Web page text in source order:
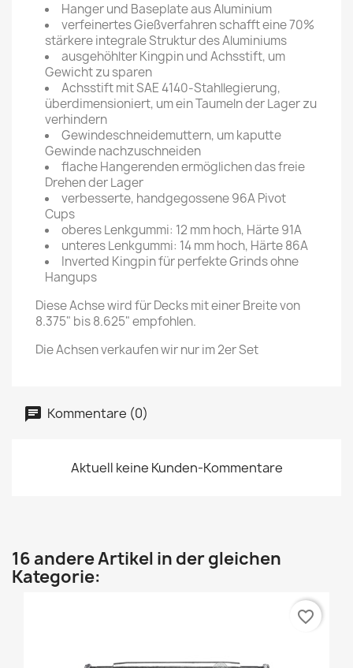
Hanger und Baseplate aus Aluminium
verfeinertes Gießverfahren schafft eine 70%
stärkere integrale Struktur des Aluminiums
ausgehöhlter Kingpin und Achsstift, um
Gewicht zu sparen
Achsstift mit SAE 4140-Stahllegierung,
überdimensioniert, um ein Taumeln der Lager zu
verhindern
Gewindeschneidemuttern, um kaputte
Gewinde nachzuschneiden
flache Hangerenden ermöglichen das freie
Drehen der Lager
verbesserte, handgegossene 96A Pivot
Cups
oberes Lenkgummi: 12 mm hoch, Härte 91A
unteres Lenkgummi: 14 mm hoch, Härte 86A
Inverted Kingpin für perfekte Grinds ohne
Hangups
Diese Achse wird für Decks mit einer Breite von
8.375" bis 8.625" empfohlen.
Die Achsen verkaufen wir nur im 2er Set
Kommentare (0)
Aktuell keine Kunden-Kommentare
16 andere Artikel in der gleichen
Kategorie:
favorite_border